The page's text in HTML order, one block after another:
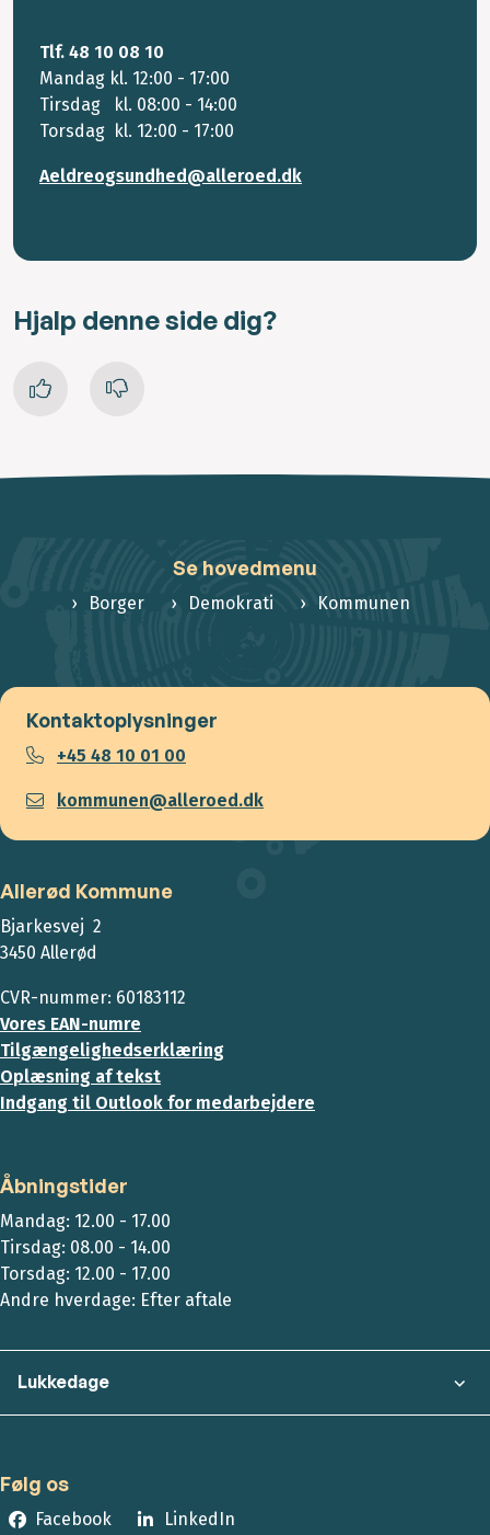
Tlf. 48 10 08 10
Mandag kl. 12:00 - 17:00
Tirsdag kl. 08:00 - 14:00
Torsdag kl. 12:00 - 17:00
Aeldreogsundhed@alleroed.dk
Hjalp denne side dig?
Se hovedmenu
Borger Demokrati Kommunen
Kontaktoplysninger
+45 48 10 01 00
kommunen@alleroed.dk
Allerød Kommune
Bjarkesvej 2
3450 Allerød
CVR-nummer: 60183112
Vores EAN-numre
Tilgængelighedserklæring
Oplæsning af tekst
Indgang til Outlook for medarbejdere
Åbningstider
Mandag: 12.00 - 17.00
Tirsdag: 08.00 - 14.00
Torsdag: 12.00 - 17.00
Andre hverdage: Efter aftale
Lukkedage
Følg os
Facebook LinkedIn